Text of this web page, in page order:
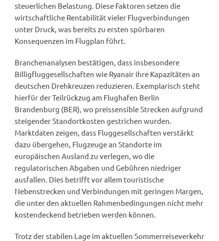
steuerlichen Belastung. Diese Faktoren setzen die
wirtschaftliche Rentabilität vieler Flugverbindungen
unter Druck, was bereits zu ersten spürbaren
Konsequenzen im Flugplan führt.
Branchenanalysen bestätigen, dass insbesondere
Billigfluggesellschaften wie Ryanair ihre Kapazitäten an
deutschen Drehkreuzen reduzieren. Exemplarisch steht
hierfür der Teilrückzug am Flughafen Berlin
Brandenburg (BER), wo preissensible Strecken aufgrund
steigender Standortkosten gestrichen wurden.
Marktdaten zeigen, dass Fluggesellschaften verstärkt
dazu übergehen, Flugzeuge an Standorte im
europäischen Ausland zu verlegen, wo die
regulatorischen Abgaben und Gebühren niedriger
ausfallen. Dies betrifft vor allem touristische
Nebenstrecken und Verbindungen mit geringen Margen,
die unter den aktuellen Rahmenbedingungen nicht mehr
kostendeckend betrieben werden können.
Trotz der stabilen Lage im aktuellen Sommerreiseverkehr